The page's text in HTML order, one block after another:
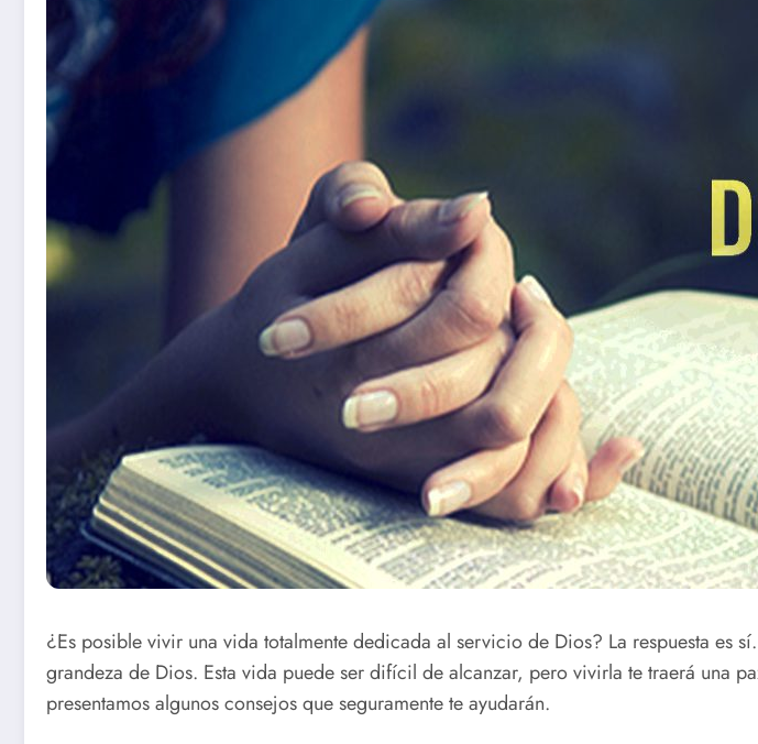
¿Es posible vivir una vida totalmente dedicada al servicio de Dios? La respuesta es
grandeza de Dios. Esta vida puede ser difícil de alcanzar, pero vivirla te traerá una
presentamos algunos consejos que seguramente te ayudarán.